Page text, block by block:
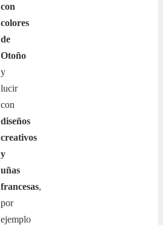
con
colores
de
Otoño
y
lucir
con
diseños
creativos
y
uñas
francesas,
por
ejemplo